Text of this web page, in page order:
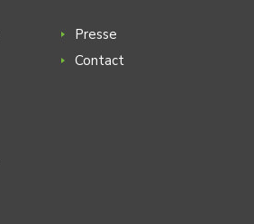
Presse
Contact